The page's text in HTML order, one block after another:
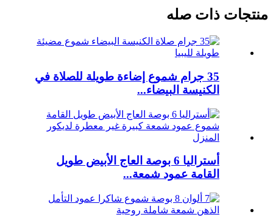
منتجات ذات صله
35 جرام شموع إضاءة طويلة للصلاة في
الكنيسة البيضاء...
أستراليا 6 بوصة العاج الأبيض طويل
القامة عمود شمعة...